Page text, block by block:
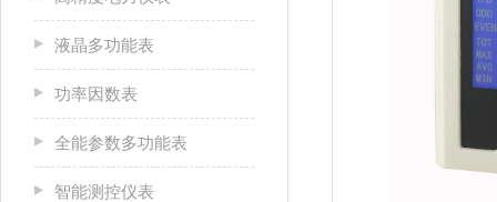
液晶多功能表
功率因数表
全能参数多功能表
智能测控仪表